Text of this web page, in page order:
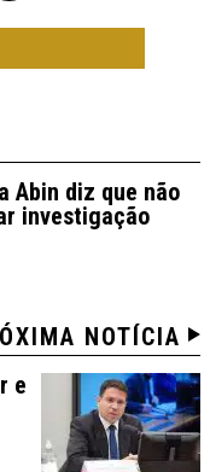
Abin diz que não
investigação
NOTÍCIA
e